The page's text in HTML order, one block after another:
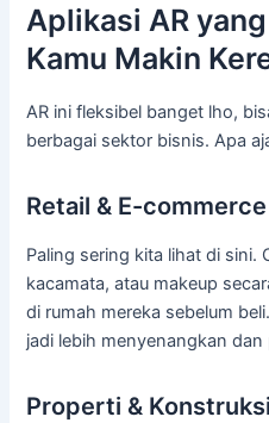
Aplikasi AR
Kamu Makin
AR ini fleksibel banget lho,
berbagai sektor bisnis. Apa
Retail & E-commerce
Paling sering kita lihat di sini.
kacamata, atau makeup
di rumah mereka sebelum
jadi lebih menyenangkan dan
Properti & Konstruksi